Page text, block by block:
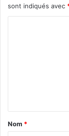
sont indiqués avec
Nom *